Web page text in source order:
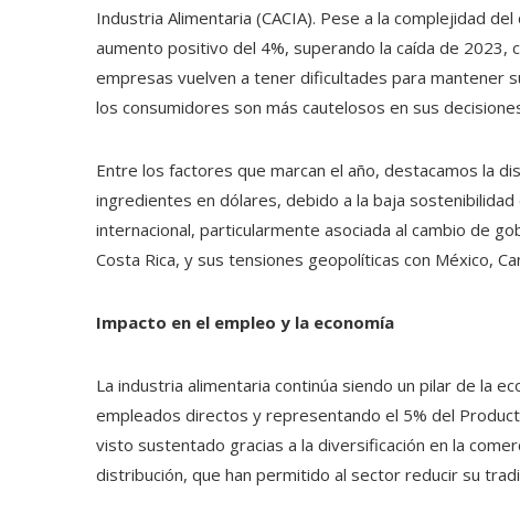
Industria Alimentaria (CACIA). Pese a la complejidad
aumento positivo del 4%, superando la caída de 2023,
empresas vuelven a tener dificultades para mantener
los consumidores son más cautelosos en sus
Entre los factores que marcan el año, destacamos la
ingredientes en dólares, debido a la baja
internacional, particularmente asociada al cambio de
Costa Rica, y sus tensiones geopolíticas con México,
Impacto en el empleo y la economía
La industria alimentaria continúa siendo un pilar de la
empleados directos y representando el 5% del
visto sustentado gracias a la diversificación en la
distribución, que han permitido al sector reducir su